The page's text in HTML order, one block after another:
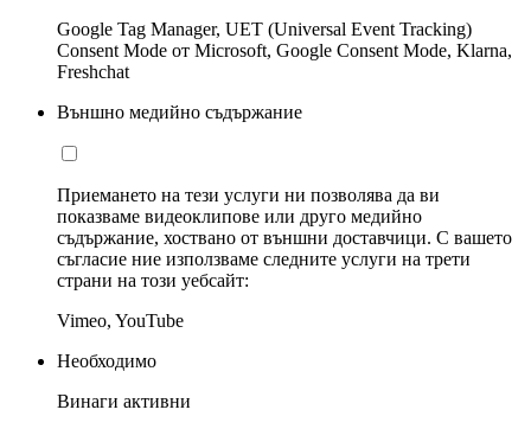
Google Tag Manager, UET (Universal Event Tracking)
Consent Mode от Microsoft, Google Consent Mode, Klarna,
Freshchat
Външно медийно съдържание
Приемането на тези услуги ни позволява да ви
показваме видеоклипове или друго медийно
съдържание, хоствано от външни доставчици. С вашето
съгласие ние използваме следните услуги на трети
страни на този уебсайт:
Vimeo, YouTube
Необходимо
Винаги активни